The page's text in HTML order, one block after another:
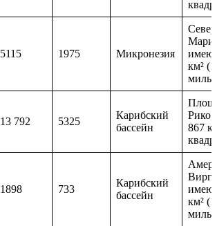
5115 1975 Микронезия
км²
миль).
13 792 5325
Карибский
бассейн
Рико
867
1898 733
Карибский
бассейн
км²
миль).